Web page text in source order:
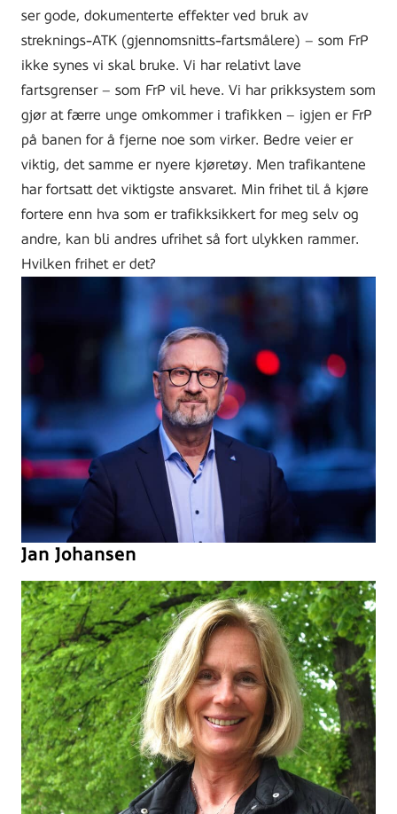
ser gode, dokumenterte effekter ved bruk av
streknings-ATK (gjennomsnitts-fartsmålere) – som FrP
ikke synes vi skal bruke. Vi har relativt lave
fartsgrenser – som FrP vil heve. Vi har prikksystem som
gjør at færre unge omkommer i trafikken – igjen er FrP
på banen for å fjerne noe som virker. Bedre veier er
viktig, det samme er nyere kjøretøy. Men trafikantene
har fortsatt det viktigste ansvaret. Min frihet til å kjøre
fortere enn hva som er trafikksikkert for meg selv og
andre, kan bli andres ufrihet så fort ulykken rammer.
Hvilken frihet er det?
Jan Johansen